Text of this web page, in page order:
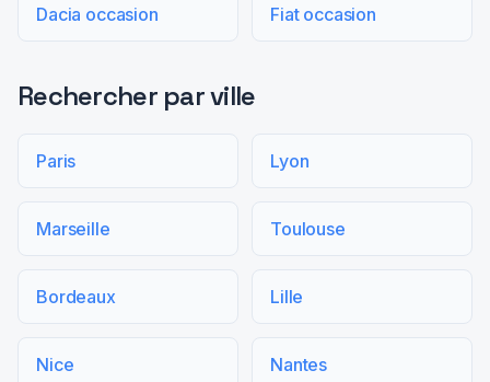
Dacia occasion Fiat occasion
Rechercher par ville
Paris Lyon
Marseille Toulouse
Bordeaux Lille
Nice Nantes